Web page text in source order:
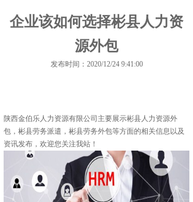
企业该如何选择彬县人力资
源外包
发布时间：2020/12/24 9:41:00
陕西金伯乐人力资源有限公司主要展示彬县人力资源外
包 ，彬县劳务派遣，彬县劳务外包等方面的相关信息以及
资讯发布，欢迎您关注我站！